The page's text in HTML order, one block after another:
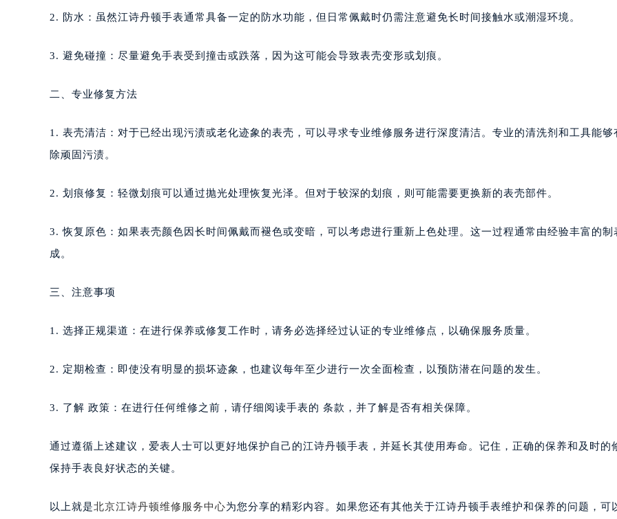
2. 防水：虽然江诗丹顿手表通常具备一定的防水功能，但日常佩戴时仍需注意避免长时间接触水或潮湿环境。
3. 避免碰撞：尽量避免手表受到撞击或跌落，因为这可能会导致表壳变形或划痕。
二、专业修复方法
1. 表壳清洁：对于已经出现污渍或老化迹象的表壳，可以寻求专业维修服务进行深度清洁。专业的清洗剂和工具能够
除顽固污渍。
2. 划痕修复：轻微划痕可以通过抛光处理恢复光泽。但对于较深的划痕，则可能需要更换新的表壳部件。
3. 恢复原色：如果表壳颜色因长时间佩戴而褪色或变暗，可以考虑进行重新上色处理。这一过程通常由经验丰富的制
成。
三、注意事项
1. 选择正规渠道：在进行保养或修复工作时，请务必选择经过认证的专业维修点，以确保服务质量。
2. 定期检查：即使没有明显的损坏迹象，也建议每年至少进行一次全面检查，以预防潜在问题的发生。
3. 了解 政策：在进行任何维修之前，请仔细阅读手表的 条款，并了解是否有相关保障。
通过遵循上述建议，爱表人士可以更好地保护自己的江诗丹顿手表，并延长其使用寿命。记住，正确的保养和及时的
保持手表良好状态的关键。
以上就是北京江诗丹顿维修服务中心为您分享的精彩内容。如果您还有其他关于江诗丹顿手表维护和保养的问题，可